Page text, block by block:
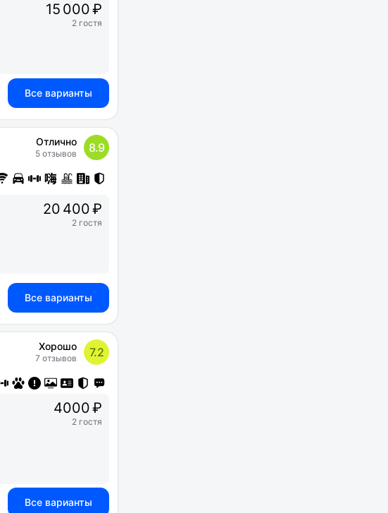
15 000 ₽
2 гостя
Все варианты
Отлично
5 отзывов 8.9
20 400 ₽
2 гостя
Все варианты
Хорошо
7 отзывов 7.2
4000 ₽
2 гостя
Все варианты